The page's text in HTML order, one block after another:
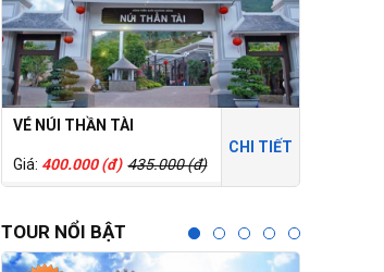
VÉ NÚI THẦN TÀI
Giá: 400.000 (đ) 435.000 (đ)
CHI TIẾT
TOUR NỔI BẬT